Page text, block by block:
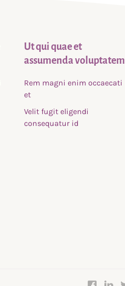
Ut qui quae et
assumenda voluptatem
Rem magni enim occaecati
et
Velit fugit eligendi
consequatur id